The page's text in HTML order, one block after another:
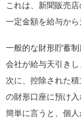
これは、新聞販売
一定金額を給与から
一般的な財形貯蓄
会社が給与天引きし
次に、控除された
の財形口座に預け入
簡単に言うと、個